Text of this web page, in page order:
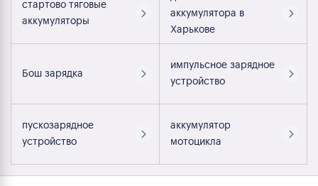
стартово тяговые
аккумуляторы
аккумулятора в
Харькове
Бош зарядка
импульсное зарядное
устройство
пускозарядное
устройство
аккумулятор
мотоцикла